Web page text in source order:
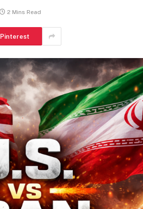
2 Mins Read
Pinterest